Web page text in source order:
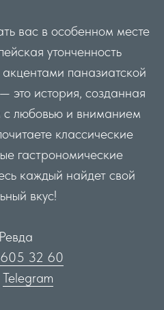
вас в особенном месте
утонченность
паназиатской
это история, созданная
любовью и вниманием
классические
гастрономические
каждый найдет свой
вкус!
605 32 60
Telegram